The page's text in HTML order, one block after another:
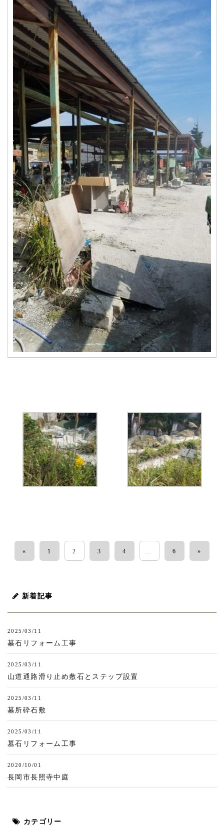
« 1 2 3 4 … 6 »
新着記事
2025/03/11
墓石リフォーム工事
2025/03/11
山道通路滑り止め敷石とステップ設置
2025/03/11
墓所砕石敷
2025/03/11
墓石リフォーム工事
2020/10/01
長岡市長照寺中庭
カテゴリー